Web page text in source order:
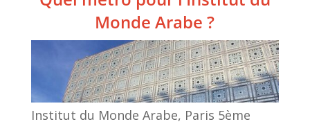
Monde Arabe ?
Institut du Monde Arabe, Paris 5ème